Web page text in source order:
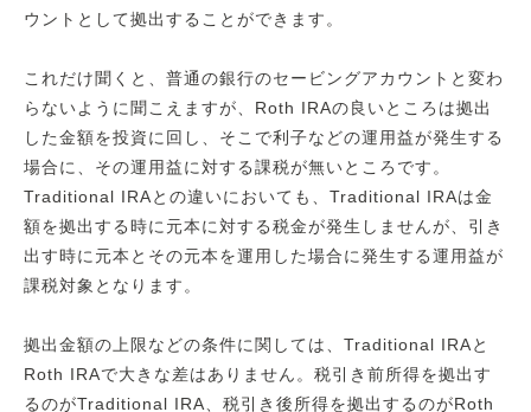
ウントとして拠出することができます。
これだけ聞くと、普通の銀行のセービングアカウントと変わ
らないように聞こえますが、Roth IRAの良いところは拠出
した金額を投資に回し、そこで利子などの運用益が発生する
場合に、その運用益に対する課税が無いところです。
Traditional IRAとの違いにおいても、Traditional IRAは金
額を拠出する時に元本に対する税金が発生しませんが、引き
出す時に元本とその元本を運用した場合に発生する運用益が
課税対象となります。
拠出金額の上限などの条件に関しては、Traditional IRAと
Roth IRAで大きな差はありません。税引き前所得を拠出す
るのがTraditional IRA、税引き後所得を拠出するのがRoth